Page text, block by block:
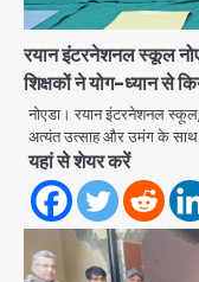
रयान इंटरनेशनल स्कूल
शिक्षकों ने योग-ध्यान से
नोएडा। रयान इंटरनेशनल
अत्यंत उत्साह और उमंग के साथ
यहां से शेयर करें